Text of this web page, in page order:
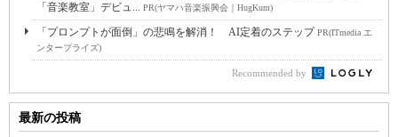
「音楽教室」デビュ... PR(ヤマハ音楽振興会｜HugKum)
「プロンプトが面倒」の悲鳴を解消！ AI定着のステップPR(ITmedia エ
ンタープライズ)
Recommended by
最新の投稿